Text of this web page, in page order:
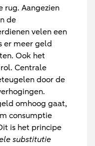
rug. Aangezien
de
velen een
er meer geld
Ook het
Centrale
door de
omhoog gaat,
consumptie
is het principe
substitutie